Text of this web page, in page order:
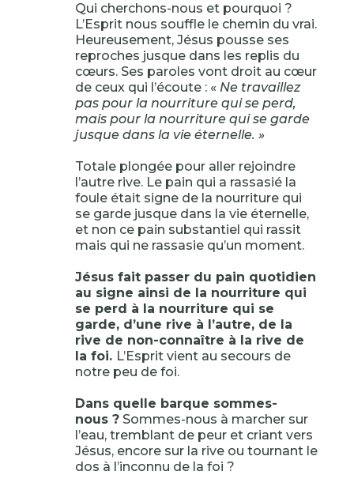
Qui cherchons-nous et pourquoi ?
L’Esprit nous souffle le chemin du vrai.
Heureusement, Jésus pousse ses
reproches jusque dans les replis du
cœurs. Ses paroles vont droit au cœur
de ceux qui l’écoute : « Ne travaillez
pas pour la nourriture qui se perd,
mais pour la nourriture qui se garde
jusque dans la vie éternelle. »
Totale plongée pour aller rejoindre
l’autre rive. Le pain qui a rassasié la
foule était signe de la nourriture qui
se garde jusque dans la vie éternelle,
et non ce pain substantiel qui rassit
mais qui ne rassasie qu’un moment.
Jésus fait passer du pain quotidien
au signe ainsi de la nourriture qui
se perd à la nourriture qui se
garde, d’une rive à l’autre, de la
rive de non-connaître à la rive de
la foi. L’Esprit vient au secours de
notre peu de foi.
Dans quelle barque sommes-
nous ?Sommes-nous à marcher sur
l’eau, tremblant de peur et criant vers
Jésus, encore sur la rive ou tournant le
dos à l’inconnu de la foi ?